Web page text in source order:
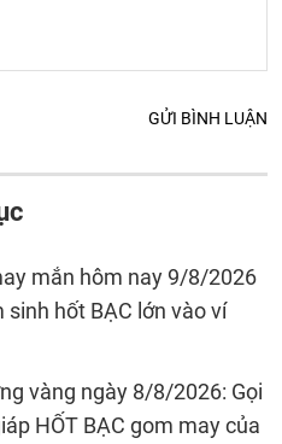
GỬI BÌNH LUẬN
mắn hôm nay 9/8/2026
sinh hốt BẠC lớn vào ví
vàng ngày 8/8/2026: Gọi
HỐT BẠC gom may của